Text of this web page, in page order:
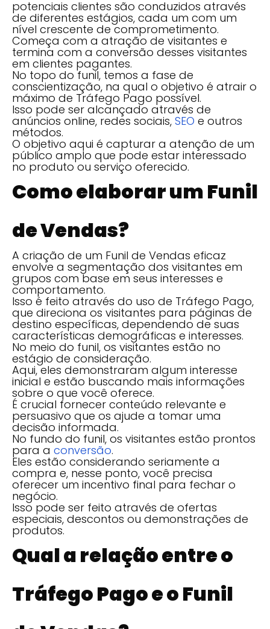
potenciais clientes são conduzidos através
de diferentes estágios, cada um com um
nível crescente de comprometimento.
Começa com a atração de visitantes e
termina com a conversão desses visitantes
em clientes pagantes.
No topo do funil, temos a fase de
conscientização, na qual o objetivo é atrair o
máximo de Tráfego Pago possível.
Isso pode ser alcançado através de
anúncios online, redes sociais, SEO e outros
métodos.
O objetivo aqui é capturar a atenção de um
público amplo que pode estar interessado
no produto ou serviço oferecido.
Como elaborar um Funil
de Vendas?
A criação de um Funil de Vendas eficaz
envolve a segmentação dos visitantes em
grupos com base em seus interesses e
comportamento.
Isso é feito através do uso de Tráfego Pago,
que direciona os visitantes para páginas de
destino específicas, dependendo de suas
características demográficas e interesses.
No meio do funil, os visitantes estão no
estágio de consideração.
Aqui, eles demonstraram algum interesse
inicial e estão buscando mais informações
sobre o que você oferece.
É crucial fornecer conteúdo relevante e
persuasivo que os ajude a tomar uma
decisão informada.
No fundo do funil, os visitantes estão prontos
para a conversão.
Eles estão considerando seriamente a
compra e, nesse ponto, você precisa
oferecer um incentivo final para fechar o
negócio.
Isso pode ser feito através de ofertas
especiais, descontos ou demonstrações de
produtos.
Qual a relação entre o
Tráfego Pago e o Funil